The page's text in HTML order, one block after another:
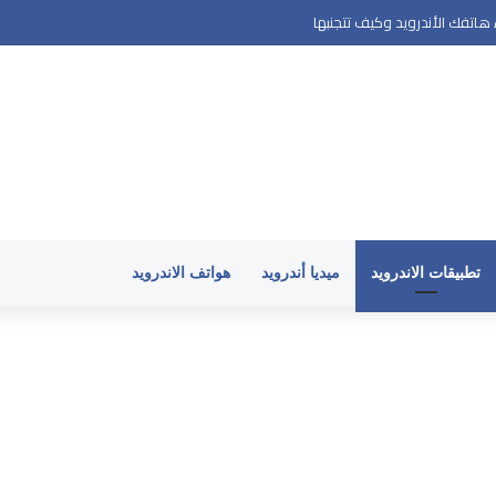
الأندرويد وكيف تتجنبها
تطبيقات الاندرويد ميديا أندرويد هواتف الاندرويد